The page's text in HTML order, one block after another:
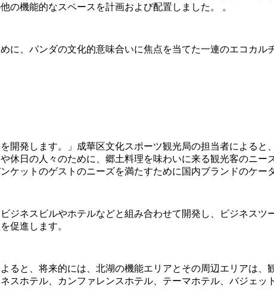
機能的なスペースを計画および配置しました。 。
、パンダの文化的意味合いに焦点を当てた一連のエコカル
発します。」成華区文化スポーツ観光局の担当者によると
日の人々のために、郷土料理を味わいに来る観光客のニー
ットのゲストのニーズを満たすために国内ブランドのケー
ネスビルやホテルなどと組み合わせて開発し、ビジネスツ
促進します。
ると、将来的には、北湖の機能エリアとその周辺エリアは、
ホテル、カンファレンスホテル、テーマホテル、バジェッ